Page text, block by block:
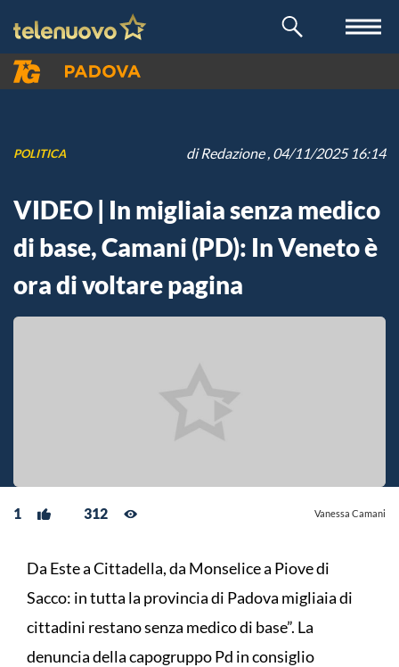
POLITICA diRedazione, 04/11/2025 16:14
VIDEO | In migliaia senza medico
di base, Camani (PD): In Veneto è
ora di voltare pagina
1 312 Vanessa Camani
Da Este a Cittadella, da Monselice a Piove di
Sacco: in tutta la provincia di Padova migliaia di
cittadini restano senza medico di base”. La
denuncia della capogruppo Pd in consiglio